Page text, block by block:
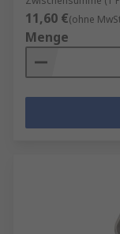
einen oder
elektrisch
11,60 €(ohne
Menge